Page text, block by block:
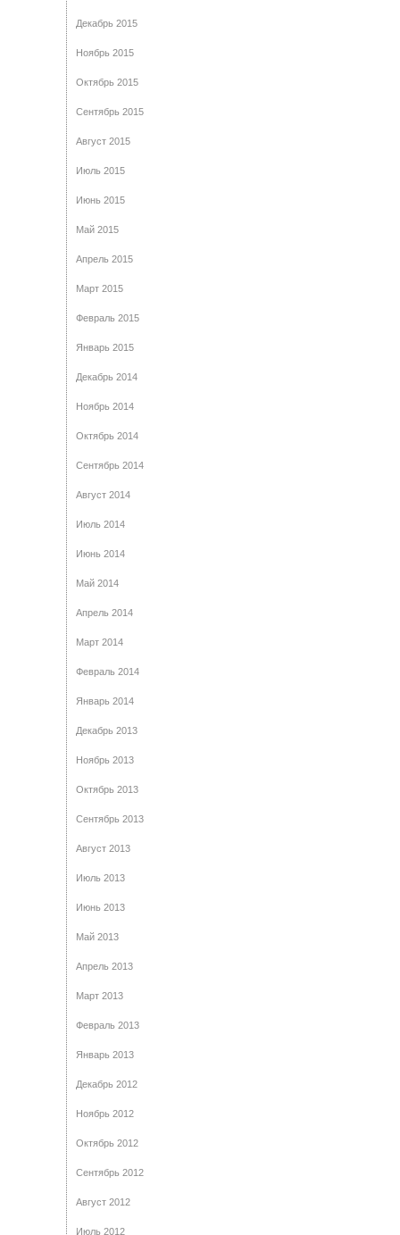
Декабрь 2015
Ноябрь 2015
Октябрь 2015
Сентябрь 2015
Август 2015
Июль 2015
Июнь 2015
Май 2015
Апрель 2015
Март 2015
Февраль 2015
Январь 2015
Декабрь 2014
Ноябрь 2014
Октябрь 2014
Сентябрь 2014
Август 2014
Июль 2014
Июнь 2014
Май 2014
Апрель 2014
Март 2014
Февраль 2014
Январь 2014
Декабрь 2013
Ноябрь 2013
Октябрь 2013
Сентябрь 2013
Август 2013
Июль 2013
Июнь 2013
Май 2013
Апрель 2013
Март 2013
Февраль 2013
Январь 2013
Декабрь 2012
Ноябрь 2012
Октябрь 2012
Сентябрь 2012
Август 2012
Июль 2012